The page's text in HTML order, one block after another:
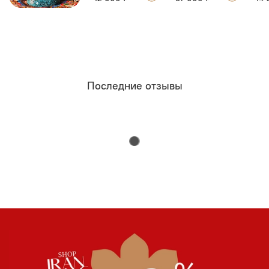
или просто как знак безусловной любви. Это подарок,
который говорит: «Ты — моя вселенная». Обязательно
Последние отзывы